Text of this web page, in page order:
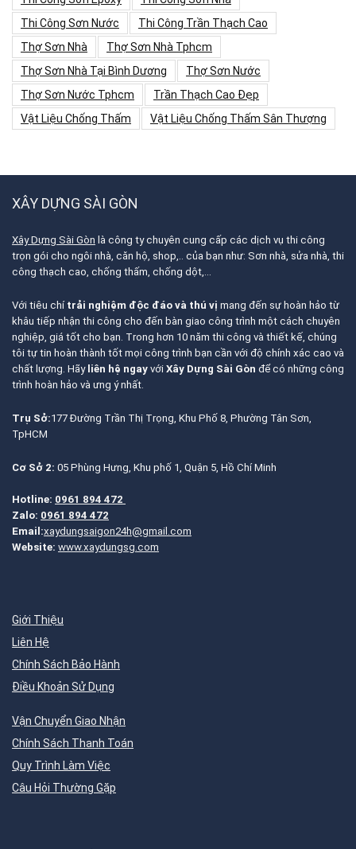
Thi Công Sơn Nước
Thi Công Trần Thạch Cao
Thợ Sơn Nhà
Thợ Sơn Nhà Tphcm
Thợ Sơn Nhà Tại Bình Dương
Thợ Sơn Nước
Thợ Sơn Nước Tphcm
Trần Thạch Cao Đẹp
Vật Liệu Chống Thấm
Vật Liệu Chống Thấm Sân Thượng
XÂY DỰNG SÀI GÒN
Xây Dựng Sài Gòn là công ty chuyên cung cấp các dịch vụ thi công
trọn gói cho ngôi nhà, căn hộ, shop,.. của bạn như: Sơn nhà, sửa nhà, thi
công thạch cao, chống thấm, chống dột,…
Với tiêu chí trải nghiệm độc đáo và thú vị mang đến sự hoàn hảo từ
khâu tiếp nhận thi công cho đến bàn giao công trình một cách chuyên
nghiệp, giá tốt cho bạn. Trong hơn 10 năm thi công và thiết kế, chúng
tôi tự tin hoàn thành tốt mọi công trình bạn cần với độ chính xác cao và
chất lượng. Hãy liên hệ ngay với Xây Dựng Sài Gòn để có những công
trình hoàn hảo và ưng ý nhất.
Trụ Sở:177 Đường Trần Thị Trọng, Khu Phố 8, Phường Tân Sơn,
TpHCM
Cơ Sở 2: 05 Phùng Hưng, Khu phố 1, Quận 5, Hồ Chí Minh
Hotline: 0961 894 472
Zalo: 0961 894 472
Email:xaydungsaigon24h@gmail.com
Website: www.xaydungsg.com
Giới Thiệu
Liên Hệ
Chính Sách Bảo Hành
Điều Khoản Sử Dụng
Vận Chuyển Giao Nhận
Chính Sách Thanh Toán
Quy Trình Làm Việc
Câu Hỏi Thường Gặp